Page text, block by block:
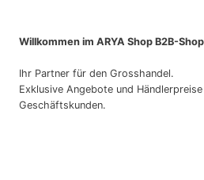
Willkommen im ARYA Shop B2B-
Ihr Partner für den Grosshandel.
Exklusive Angebote und
Geschäftskunden.